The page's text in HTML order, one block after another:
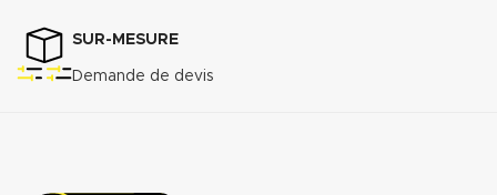
SUR-MESURE
Demande de devis